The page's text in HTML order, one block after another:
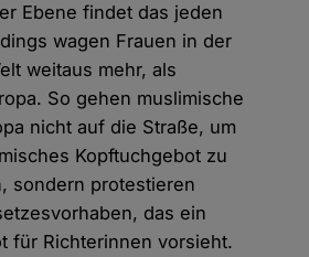
Ebene findet das jeden
wagen Frauen in der
weitaus mehr, als
So gehen muslimische
nicht auf die Straße, um
Kopftuchgebot zu
sondern protestieren
das ein
für Richterinnen vorsieht.